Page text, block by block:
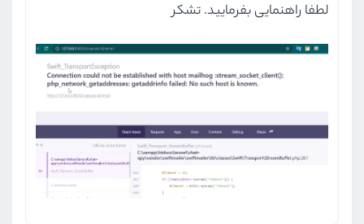
لطفا راهنمایی بفرمایید. تشکر